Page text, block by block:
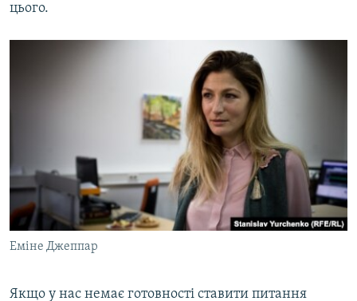
цього.
Еміне Джеппар
Якщо у нас немає готовності ставити питання